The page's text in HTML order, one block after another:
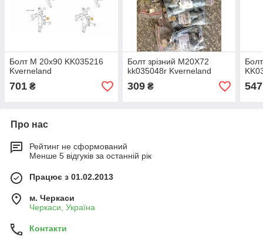
Болт М 20х90 KK035216
Kverneland
701 ₴
Болт зрізний M20X72
kk035048r Kverneland
309₴ 547
Про нас
Рейтинг не сформований
Менше 5 відгуків за останній рік
Працює з 01.02.2013
м. Черкаси
Черкаси, Україна
Контакти